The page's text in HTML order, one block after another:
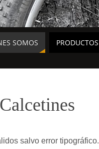
SOMOS PRODUCTOS
salvo error tipográfico.